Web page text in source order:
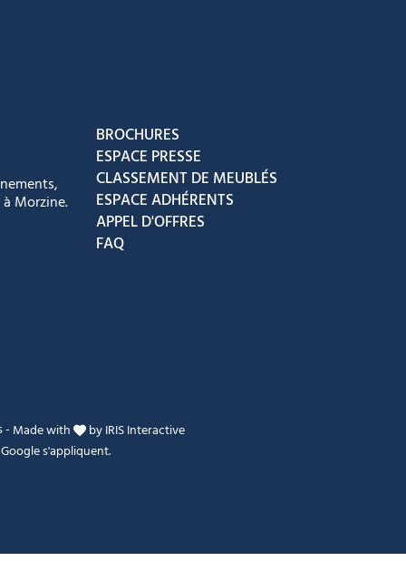
Morzine.
BROCHURES
ESPACE PRESSE
CLASSEMENT DE MEUBLÉS
ESPACE ADHÉRENTS
APPEL D'OFFRES
FAQ
- Made with byIRIS Interactive
s'appliquent.